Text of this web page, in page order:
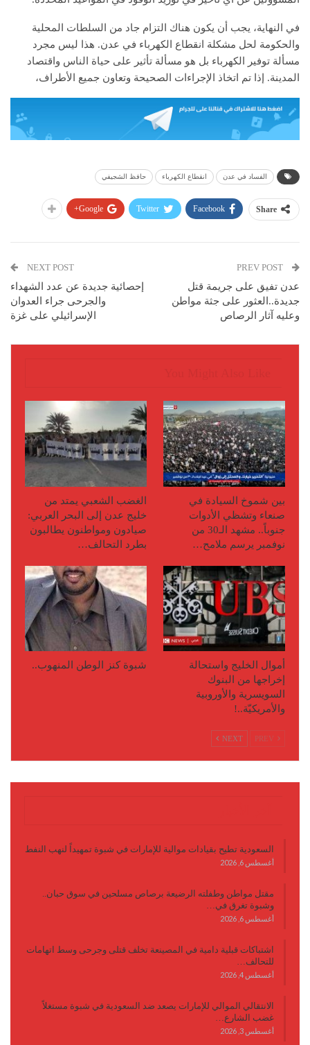
في النهاية، يجب أن يكون هناك التزام جاد من السلطات المحلية
والحكومة لحل مشكلة انقطاع الكهرباء في عدن. هذا ليس مجرد
مسألة توفير الكهرباء بل هو مسألة تأثير على حياة الناس واقتصاد
المدينة. إذا تم اتخاذ الإجراءات الصحيحة وتعاون جميع الأطراف،
الفساد في عدن انقطاع الكهرباء حافظ الشجيفي
Share
Facebook
Twitter
Google+
عدن تفيق على جريمة قتل
جديدة..العثور على جثة مواطن
وعليه آثار الرصاص
NEXT POST
إحصائية جديدة عن عدد الشهداء
والجرحى جراء العدوان
الإسرائيلي على غزة
بين شموخ السيادة في
صنعاء وتشظي الأدوات
جنوباً.. مشهد الـ30 من
نوفمبر يرسم ملامح…
الغضب الشعبي يمتد من
خليج عدن إلى البحر العربي:
صيادون ومواطنون يطالبون
بطرد التحالف…
أموال الخليج واستحالة
إخراجها من البنوك
السويسرية والأوروبية
والأمريكيّة..!
شبوة كنز الوطن المنهوب..
NEXT
السعودية تطيح بقيادات موالية للإمارات في شبوة تمهيداً لنهب النفط
أغسطس 6, 2026
مقتل مواطن وطفلته الرضيعة برصاص مسلحين في سوق حبان..
وشبوة تغرق في…
أغسطس 6, 2026
اشتباكات قبلية دامية في المصينعة تخلف قتلى وجرحى وسط اتهامات
للتحالف…
أغسطس 4, 2026
الانتقالي الموالي للإمارات يصعد ضد السعودية في شبوة مستغلاً
غضب الشارع…
أغسطس 3, 2026